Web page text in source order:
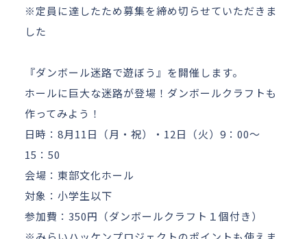
※定員に達したため募集を締め切らせていただきま
した
『ダンボール迷路で遊ぼう』を開催します。
ホールに巨大な迷路が登場！ダンボールクラフトも
作ってみよう！
日時：8月11日（月・祝）・12日（火）9：00～
15：50
会場：東部文化ホール
対象：小学生以下
参加費：350円（ダンボールクラフト１個付き）